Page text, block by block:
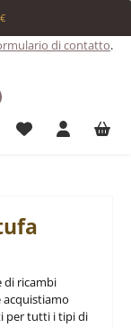
di contatto.
Hai 0 articoli
di ricambi
acquistiamo
per tutti i tipi di